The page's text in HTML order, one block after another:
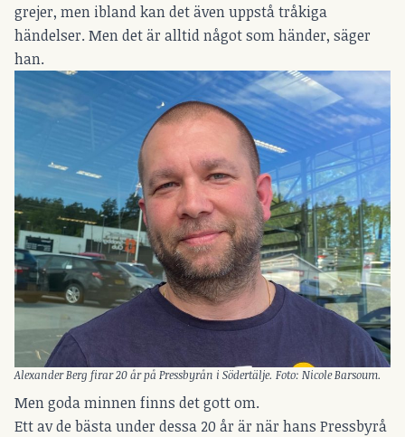
grejer, men ibland kan det även uppstå tråkiga
händelser. Men det är alltid något som händer, säger
han.
Alexander Berg firar 20 år på Pressbyrån i Södertälje. Foto: Nicole Barsoum.
Men goda minnen finns det gott om.
Ett av de bästa under dessa 20 år är när hans Pressbyrå